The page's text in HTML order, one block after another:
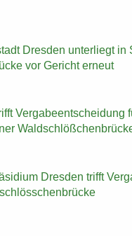
Dres­den un­ter­liegt
vor Ge­richt er­neut
Ver­ga­be­ent­schei­dung
Dres­den trifft